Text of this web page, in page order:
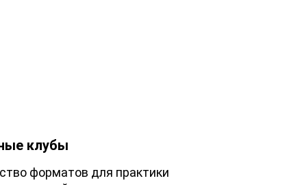
клубы
форматов для практики